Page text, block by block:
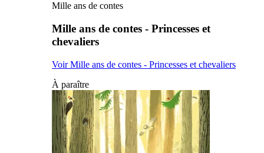
Mille ans de contes
Mille ans de contes - Princesses et
chevaliers
Voir Mille ans de contes - Princesses et chevaliers
À paraître